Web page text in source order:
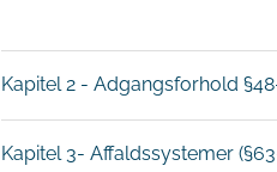
Kapitel 2 - Adgangsforhold
Kapitel 3- Affaldssystemer